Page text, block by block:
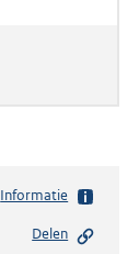
Informatie
Delen